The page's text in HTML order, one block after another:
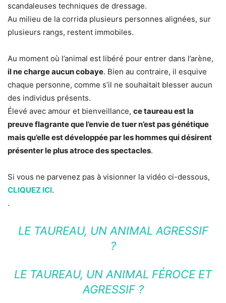
scandaleuses techniques de dressage.
Au milieu de la corrida plusieurs personnes alignées, sur
plusieurs rangs, restent immobiles.
Au moment où l’animal est libéré pour entrer dans l’arène,
il ne charge aucun cobaye. Bien au contraire, il esquive
chaque personne, comme s’il ne souhaitait blesser aucun
des individus présents.
Élevé avec amour et bienveillance, ce taureau est la
preuve flagrante que l’envie de tuer n’est pas génétique
mais qu’elle est développée par les hommes qui désirent
présenter le plus atroce des spectacles.
Si vous ne parvenez pas à visionner la vidéo ci-dessous,
CLIQUEZ ICI.
.
LE TAUREAU, UN ANIMAL AGRESSIF
?
LE TAUREAU, UN ANIMAL FÉROCE ET
AGRESSIF ?